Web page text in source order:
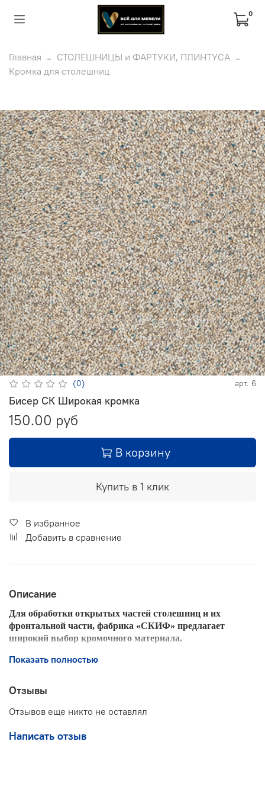
0
Главная
СТОЛЕШНИЦЫ и ФАРТУКИ, ПЛИНТУСА
Кромка для столешниц
(0) арт. 6
Бисер СК Широкая кромка
150.00 руб
В корзину
Купить в 1 клик
В избранное
Добавить в сравнение
Описание
Для обработки открытых частей столешниц и их
фронтальной части, фабрика «СКИФ» предлагает
широкий выбор кромочного материала.
столешницы. Кромки используются для окантовки
таким образом, законченное решение для любых
Показать полностью
Отзывы
Отзывов еще никто не оставлял
Написать отзыв